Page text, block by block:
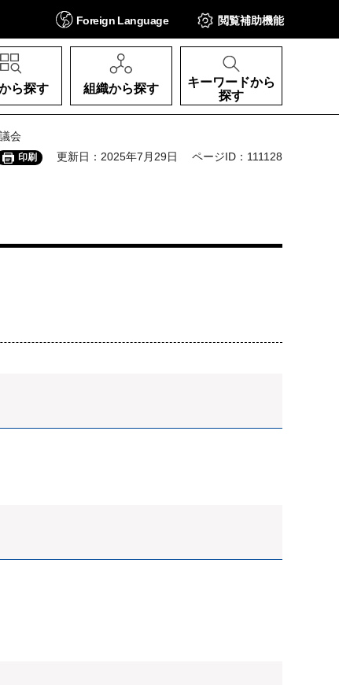
Foreign Language 閲覧補助機能
ら探す 組織から探す
キーワードから
探す
会
印刷 更新日：2025年7月29日 ページID：111128